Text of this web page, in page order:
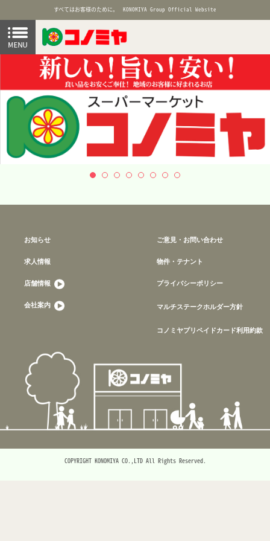
すべてはお客様のために。 KONOMIYA Group Official Website
お知らせ
求人情報
店舗情報
会社案内
ご意見・お問い合わせ
物件・テナント
プライバシーポリシー
マルチステークホルダー方針
コノミヤプリペイドカード利用約款
COPYRIGHT KONOMIYA CO.,LTD All Rights Reserved.